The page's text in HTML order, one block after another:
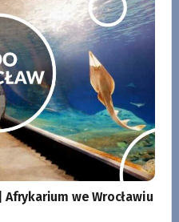
Afrykarium we Wrocławiu